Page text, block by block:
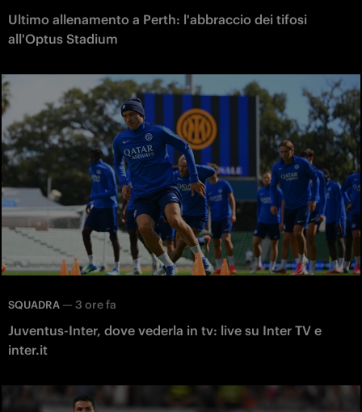
Ultimo allenamento a Perth: l'abbraccio dei tifosi
all'Optus Stadium
SQUADRA — 3 ore fa
Juventus-Inter, dove vederla in tv: live su Inter TV e
inter.it